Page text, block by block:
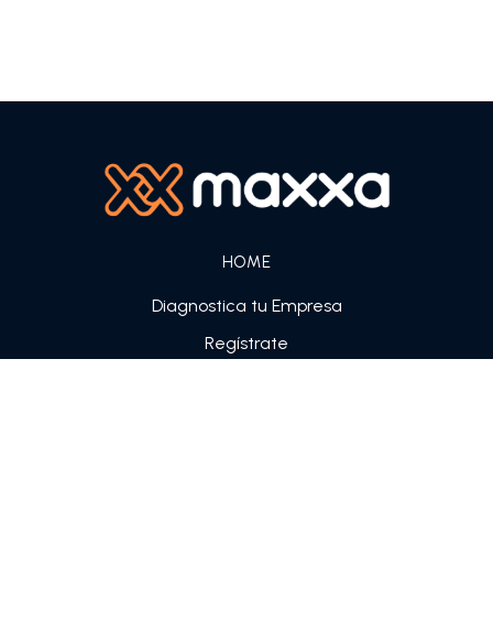
HOME
Diagnostica tu Empresa
Regístrate